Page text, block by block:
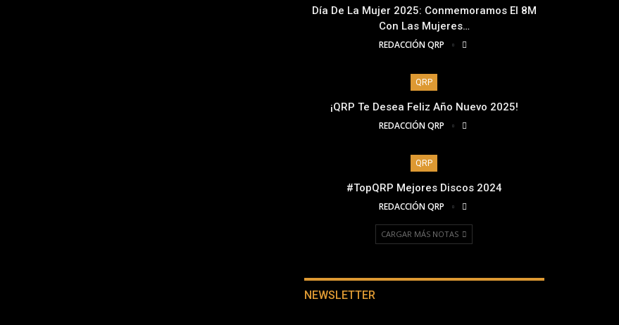
Día De La Mujer 2025: Conmemoramos El 8M
Con Las Mujeres…
REDACCIÓN QRP
QRP
¡QRP Te Desea Feliz Año Nuevo 2025!
REDACCIÓN QRP
QRP
#TopQRP Mejores Discos 2024
REDACCIÓN QRP
CARGAR MÁS NOTAS
NEWSLETTER